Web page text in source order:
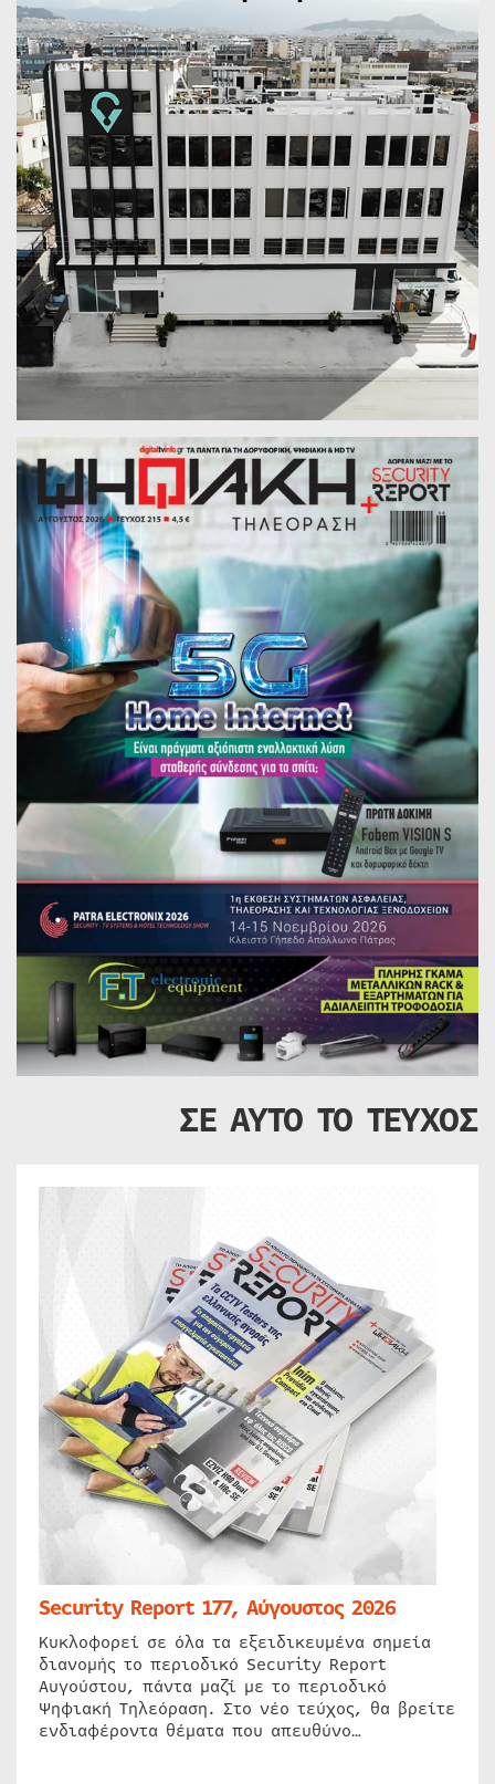
ΣΕ ΑΥΤΟ ΤΟ ΤΕΥΧΟΣ
Security Report 177, Αύγουστος 2026
Κυκλοφορεί σε όλα τα εξειδικευμένα σημεία
διανομής το περιοδικό Security Report
Αυγούστου, πάντα μαζί με το περιοδικό
Ψηφιακή Τηλεόραση. Στο νέο τεύχος, θα βρείτε
ενδιαφέροντα θέματα που απευθύνο…